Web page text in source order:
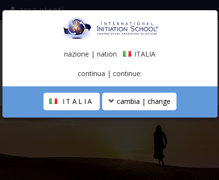
iscriviti alla mailing list
(italiano)
area utenti
LA SCUOLA
nazione | nation ITALIA
continua | continue:
ITALIA cambia | change